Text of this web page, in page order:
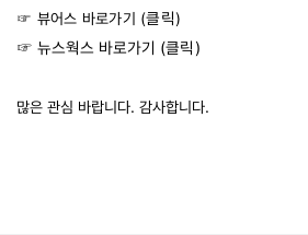
☞ 뷰어스 바로가기 (클릭)
☞ 뉴스웍스 바로가기 (클릭 )
많은 관심 바랍니다. 감사합니다.